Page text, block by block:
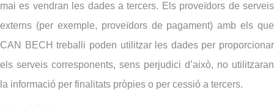
mai es vendran les dades a tercers. Els proveïdors de serveis
externs (per exemple, proveïdors de pagament) amb els que
CAN BECH treballi poden utilitzar les dades per proporcionar
els serveis corresponents, sens perjudici d’això, no utilitzaran
la informació per finalitats pròpies o per cessió a tercers.